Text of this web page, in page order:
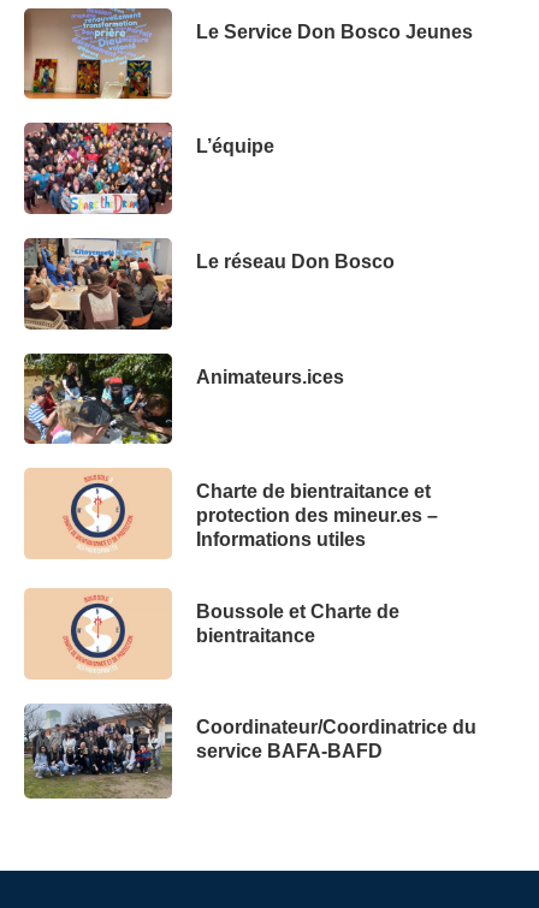
Le Service Don Bosco Jeunes
L’équipe
Le réseau Don Bosco
Animateurs.ices
Charte de bientraitance et
protection des mineur.es –
Informations utiles
Boussole et Charte de
bientraitance
Coordinateur/Coordinatrice du
service BAFA-BAFD